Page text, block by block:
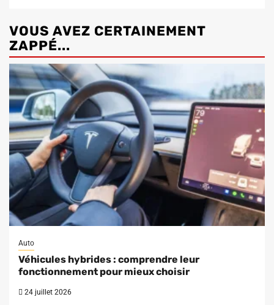
VOUS AVEZ CERTAINEMENT
ZAPPÉ...
Auto
Véhicules hybrides : comprendre leur
fonctionnement pour mieux choisir
24 juillet 2026